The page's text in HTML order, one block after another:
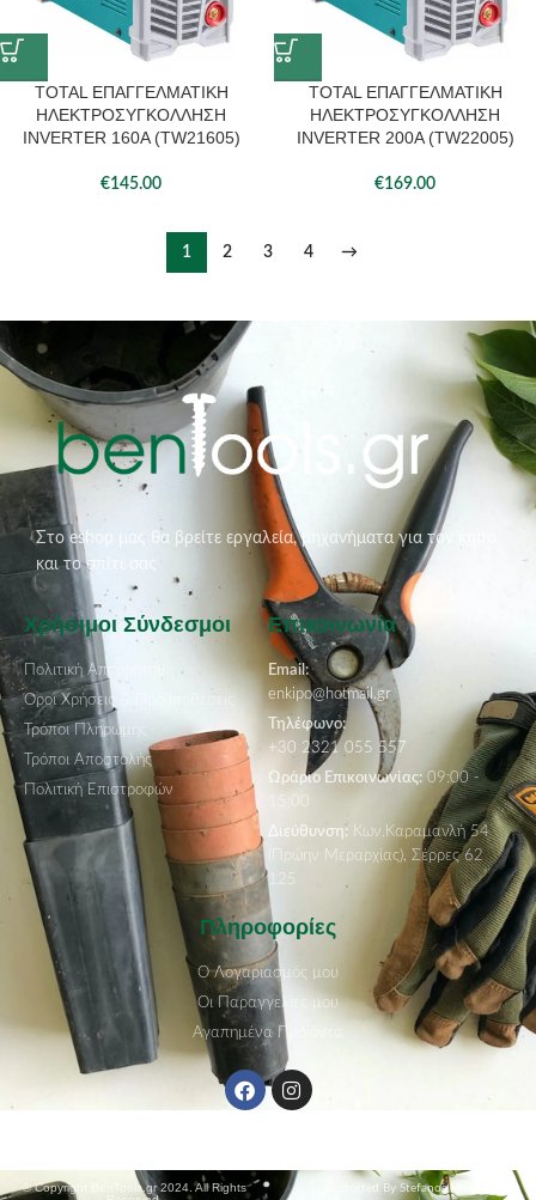
TOTAL ΕΠΑΓΓΕΛΜΑΤΙΚΗ
ΗΛΕΚΤΡΟΣΥΓΚΟΛΛΗΣΗ
INVERTER 160A (TW21605)
€145.00
TOTAL ΕΠΑΓΓΕΛΜΑΤΙΚΗ
ΗΛΕΚΤΡΟΣΥΓΚΟΛΛΗΣΗ
INVERTER 200A (TW22005)
€169.00
1 2 3 4 →
Στο eshop μας θα βρείτε εργαλεία, μηχανήματα για τον κήπο
και το σπίτι σας
Χρήσιμοι Σύνδεσμοι
Πολιτική Απορρήτου
Όροι Χρήσεις & Προϋποθέσεις
Τρόποι Πληρωμής
Τρόποι Αποστολής
Πολιτική Επιστροφών
Επικοινωνία
Email:
enkipo@hotmail.gr
Τηλέφωνο:
+30 2321 055 557
Ωράριο Επικοινωνίας: 09:00 -
15:00
Διεύθυνση: Κων.Καραμανλή 54
(Πρώην Μεραρχίας), Σέρρες 62
125
Πληροφορίες
Ο Λογαριασμός μου
Οι Παραγγελίες μου
Αγαπημένα Προϊόντα
© Copyright BenTools.gr 2024. All Rights
Supported By Stefanos Missin